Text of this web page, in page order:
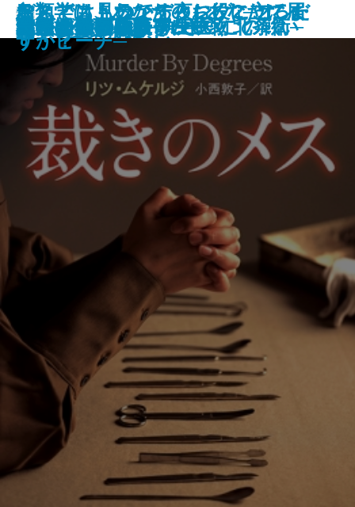
おとどけものです。─あなたに届
いた6つの恐怖─
あしたの名医3─執刀医・北条衛─
美しすぎた薔薇
君といた日の続き
皆のあらばしり
なんでも見つかる夜に、こころだ
けが見つからない
えげつない！ 寄生生物
らんたん
ナルニア国物語7 さいごの戦い
私立探偵マニー・ムーン
文庫
裁きのメス
デス・ストランディング2─オン・
ザ・ビーチ─
記憶の鍵盤
成瀬は天下を取りにいく
母ちゃんのフラフープ
しろがねの葉
答えは風のなか
鳥類学は、あなたのお役に立てま
すか？
いつまで
罠